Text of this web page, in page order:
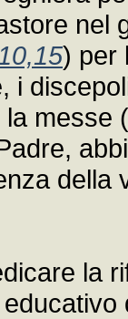
nel
) per
i
messe (
della
la